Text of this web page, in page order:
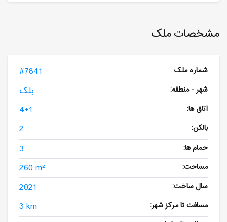
مشخصات ملک
شماره ملک #7841
شهر - منطقه: بلک
اتاق ها: 4+1
بالکن: 2
حمام ها: 3
مساحت: 260 m²
سال ساخت: 2021
مسافت تا مرکز شهر: 3 km